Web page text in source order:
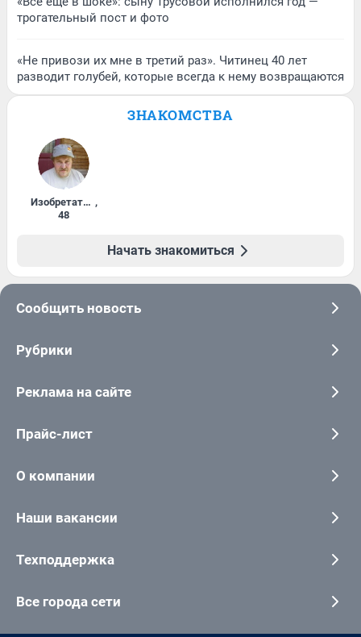
трогательный пост и фото
«Не привози их мне в третий раз». Читинец 40 лет
разводит голубей, которые всегда к нему возвращаются
ЗНАКОМСТВА
Изобретатель ,
48
Начать знакомиться
Сообщить новость
Рубрики
Реклама на сайте
Прайс-лист
О компании
Наши вакансии
Техподдержка
Все города сети